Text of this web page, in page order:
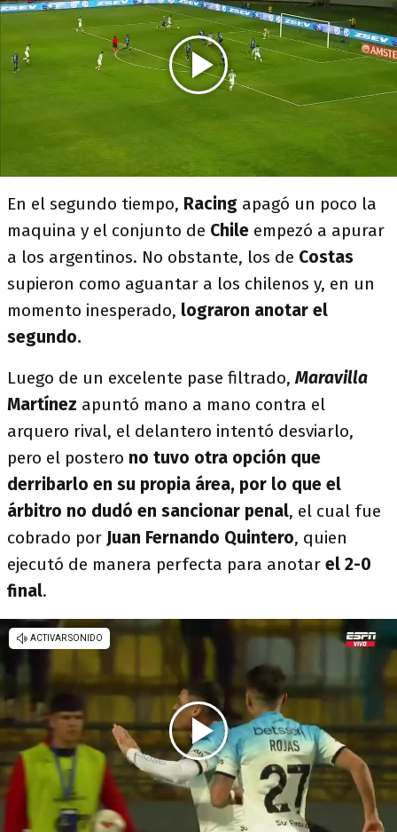
En el segundo tiempo, Racing apagó un poco la
maquina y el conjunto de Chile empezó a apurar
a los argentinos. No obstante, los de Costas
supieron como aguantar a los chilenos y, en un
momento inesperado, lograron anotar el
segundo.
Luego de un excelente pase filtrado, Maravilla
Martínez apuntó mano a mano contra el
arquero rival, el delantero intentó desviarlo,
pero el postero no tuvo otra opción que
derribarlo en su propia área, por lo que el
árbitro no dudó en sancionar penal, el cual fue
cobrado por Juan Fernando Quintero, quien
ejecutó de manera perfecta para anotar el 2-0
final.